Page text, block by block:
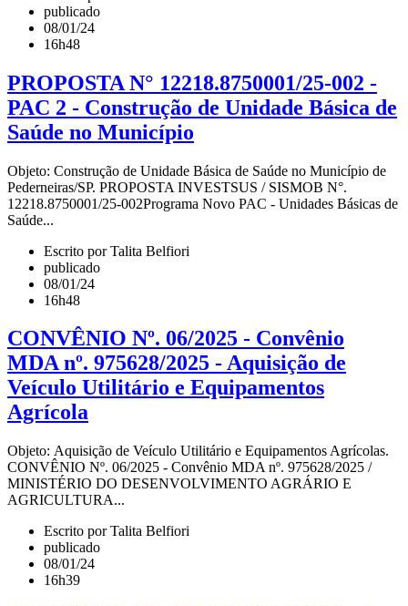
publicado
08/01/24
16h48
PROPOSTA N° 12218.8750001/25-002 -
PAC 2 - Construção de Unidade Básica de
Saúde no Município
Objeto: Construção de Unidade Básica de Saúde no Município de
Pederneiras/SP. PROPOSTA INVESTSUS / SISMOB N°.
12218.8750001/25-002Programa Novo PAC - Unidades Básicas de
Saúde...
Escrito por Talita Belfiori
publicado
08/01/24
16h48
CONVÊNIO Nº. 06/2025 - Convênio
MDA nº. 975628/2025 - Aquisição de
Veículo Utilitário e Equipamentos
Agrícola
Objeto: Aquisição de Veículo Utilitário e Equipamentos Agrícolas.
CONVÊNIO Nº. 06/2025 - Convênio MDA nº. 975628/2025 /
MINISTÉRIO DO DESENVOLVIMENTO AGRÁRIO E
AGRICULTURA...
Escrito por Talita Belfiori
publicado
08/01/24
16h39